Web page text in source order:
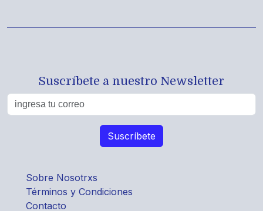
Suscríbete a nuestro Newsletter
Sobre Nosotrxs
Términos y Condiciones
Contacto